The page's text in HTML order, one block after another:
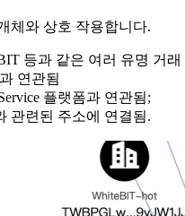
체와 상호 작용합니다.
등과 같은 여러 유명 거
연관됨
플랫폼과 연관됨;
관련된 주소에 연결됨.